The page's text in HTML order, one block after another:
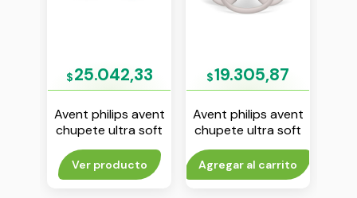
$25.042,33
Avent philips avent
chupete ultra soft
0-6 m nena env x 2
Ver producto
$19.305,87
Avent philips avent
chupete ultra soft
6-18 m liso gris env
x1
Agregar al carrito